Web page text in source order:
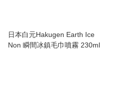
日本白元Hakugen Earth Ice
Non 瞬間冰鎮毛巾噴霧 230ml